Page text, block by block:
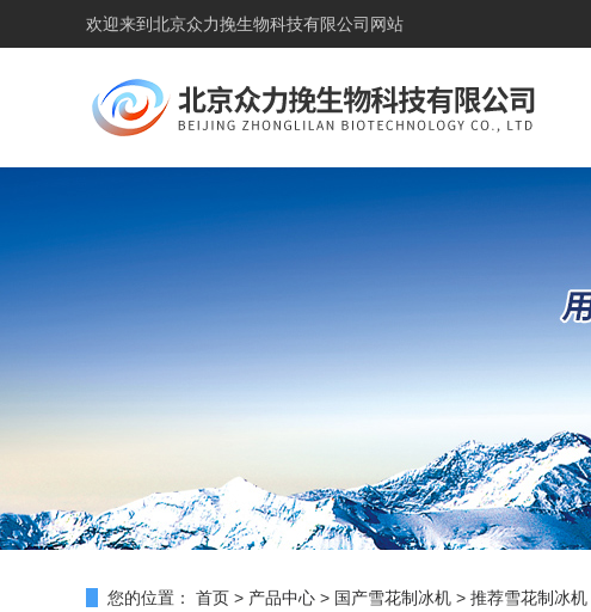
欢迎来到 北京众力挽生物科技有限公司网站
您的位置： 首页 > 产品中心 > 国产雪花制冰机 > 推荐雪花制冰机